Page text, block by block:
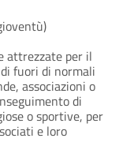
attrezzate per il
fuori di normali
associazioni o
di
o sportive, per
e loro